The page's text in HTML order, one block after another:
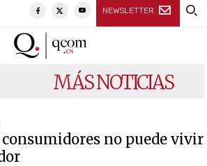
NEWSLETTER
MÁS NOTICIAS
consumidores no puede vivir